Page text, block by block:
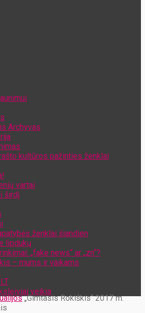
Archyvas
kultūros pažinties ženklai
vartai
širdį
ženklai šiandien
lipdukų
„fake news“ ar „zn“?
– mums ir vaikams
veikia
„Gimtasis Rokiškis“ 2017 m.